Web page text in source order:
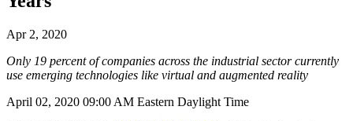
LiveOps
Développez
Acquisition de nouveaux joueurs
Faites-vous découvrir et acquérez des utilisateurs mobiles
Distribution
Automobile
Stimulez l'innovation et les expériences en voiture
Voir toutes les industries
Histoires de succès dans le monde réel
Conseils et astuces d'experts
Célébration des créateurs Unity dans le monde entier
Guides pratiques
Formation
Pour les étudiants
Démarrez votre carrière
Apr 2, 2020
Only 19 percent of companies across the industrial sector currently
use emerging technologies like virtual and augmented reality
April 02, 2020 09:00 AM Eastern Daylight Time